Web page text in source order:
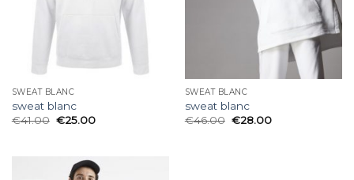
SWEAT BLANC
sweat blanc
€41.00 €25.00
SWEAT BLANC
sweat blanc
€46.00 €28.00